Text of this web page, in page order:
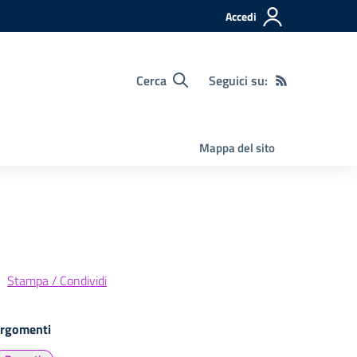
Accedi
Cerca Seguici su:
Mappa del sito
Stampa / Condividi